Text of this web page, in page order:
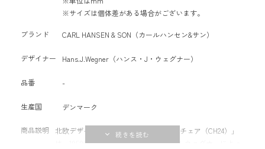
※サイズは個体差がある場合がございます。
ブランド CARL HANSEN & SON（カールハンセン&サン）
デザイナー Hans.J.Wegner（ハンス・J・ウェグナー）
品番 -
生産国 デンマーク
商品説明
北欧デザインを象徴する名作チェア「Yチェア（CH24）」
は、1950年にデンマークの巨匠ハンス J. ウェグナーによっ